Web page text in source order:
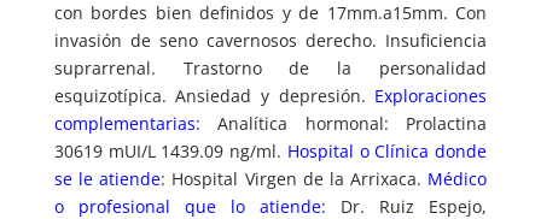
con bordes bien definidos y de 17mm.a15mm. Con
invasión de seno cavernosos derecho. Insuficiencia
suprarrenal. Trastorno de la personalidad
esquizotípica. Ansiedad y depresión. Exploraciones
complementarias: Analítica hormonal: Prolactina
30619 mUI/L 1439.09 ng/ml. Hospital o Clínica donde
se le atiende: Hospital Virgen de la Arrixaca. Médico
o profesional que lo atiende: Dr. Ruiz Espejo,